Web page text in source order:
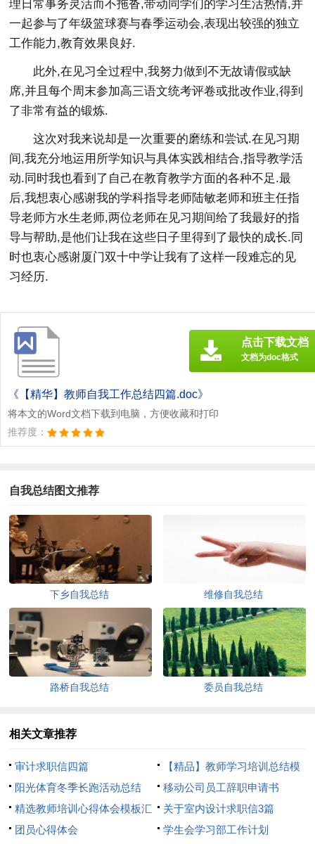
理日常事务灵活而不拖沓,带动同学们的学习生活热情,并
一起参与了年级篮球赛与春季运动会,表现出较强的独立
工作能力,教育效果良好.
此外,在见习全过程中,我努力做到不无故请假或缺
席,并且每个周末参加高三语文统考评卷或批改作业,得到
了非常有益的锻炼.
这次对我来说却是一次重要的磨练和尝试.在见习期
间,我充分地运用所学知识与具体实践相结合,指导教学活
动.同时我也看到了自己在教育教学方面的各种不足.最
后,我想衷心感谢我的学科指导老师陆敏老师和班主任指
导老师方水生老师,两位老师在见习期间给了我最好的指
导与帮助,是他们让我在这些日子里得到了最快的成长.同
时也衷心感谢厦门双十中学让我有了这样一段难忘的见
习经历.
《【精华】教师自我工作总结四篇.doc》
将本文的Word文档下载到电脑，方便收藏和打印
推荐度：
点击下载文档
文档为doc格式
自我总结图文推荐
下乡自我总结 维修自我总结
路桥自我总结 委员自我总结
相关文章推荐
审计求职信四篇
【精品】教师学习培训总结模
板8篇
阳光体育冬季长跑活动总结
移动公司员工辞职申请书
精选教师培训心得体会模板汇
总8篇
关于室内设计求职信3篇
团员心得体会
学生会学习部工作计划